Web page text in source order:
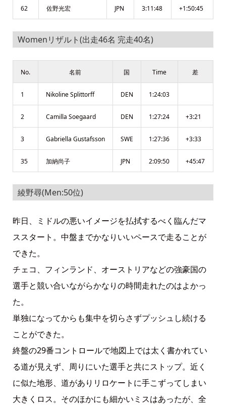
62 佐野光宏 JPN 3:11:48 +1:50:45
Womenリザルト(出走46名 完走40名)
No. 名前 国 Time 差
1 Nikoline Splittorff DEN 1:24:03
2 Camilla Soegaard DEN 1:27:24 +3:21
3 Gabriella Gustafsson SWE 1:27:36 +3:33
35 加納尚子 JPN 2:09:50 +45:47
綾野尋(Men:50位)
昨日、ミドルの悪いイメージを払拭するべく臨んだマ
ススタート。中盤までかなりいいペースで走ることが
できた。
チェコ、フィンランド、オーストリアなどの強豪国の
選手と競い合いながらかなりの時間走れたのはよかっ
た。
単独になってからも集中を切らさずプッシュし続ける
ことができた。
終盤の29番コントロールで地図上では太く書かれてい
る道が見えず、周りにいた選手と共にストップ。近く
に似た地形、道がありリロケートに手こずってしまい
大きくロス。そのほかにも細かいミスはあったが、全